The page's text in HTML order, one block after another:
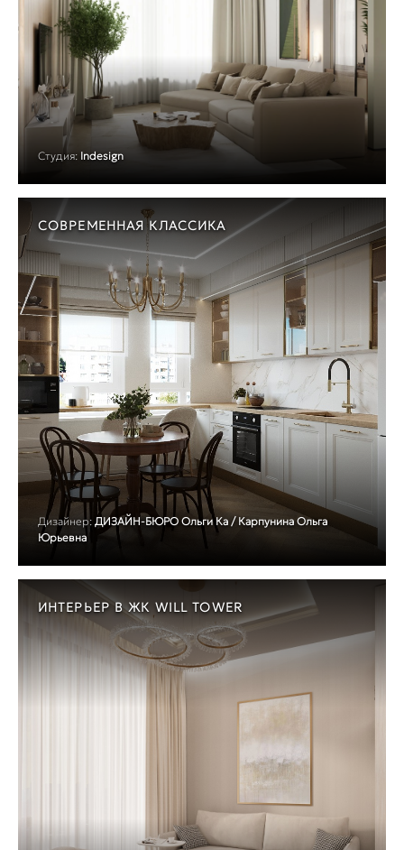
Студия: Indesign
СОВРЕМЕННАЯ КЛАССИКА
Дизайнер: ДИЗАЙН-БЮРО Ольги Ка / Карпунина Ольга
Юрьевна
ИНТЕРЬЕР В ЖК WILL TOWER